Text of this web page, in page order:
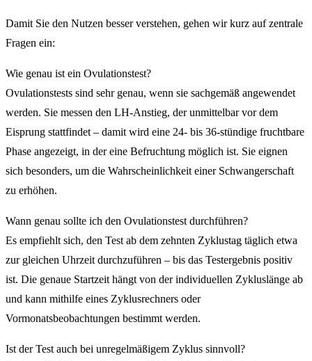
Damit Sie den Nutzen besser verstehen, gehen wir kurz auf zentrale
Fragen ein:
Wie genau ist ein Ovulationstest?
Ovulationstests sind sehr genau, wenn sie sachgemäß angewendet
werden. Sie messen den LH-Anstieg, der unmittelbar vor dem
Eisprung stattfindet – damit wird eine 24- bis 36-stündige fruchtbare
Phase angezeigt, in der eine Befruchtung möglich ist. Sie eignen
sich besonders, um die Wahrscheinlichkeit einer Schwangerschaft
zu erhöhen.
Wann genau sollte ich den Ovulationstest durchführen?
Es empfiehlt sich, den Test ab dem zehnten Zyklustag täglich etwa
zur gleichen Uhrzeit durchzuführen – bis das Testergebnis positiv
ist. Die genaue Startzeit hängt von der individuellen Zykluslänge ab
und kann mithilfe eines Zyklusrechners oder
Vormonatsbeobachtungen bestimmt werden.
Ist der Test auch bei unregelmäßigem Zyklus sinnvoll?